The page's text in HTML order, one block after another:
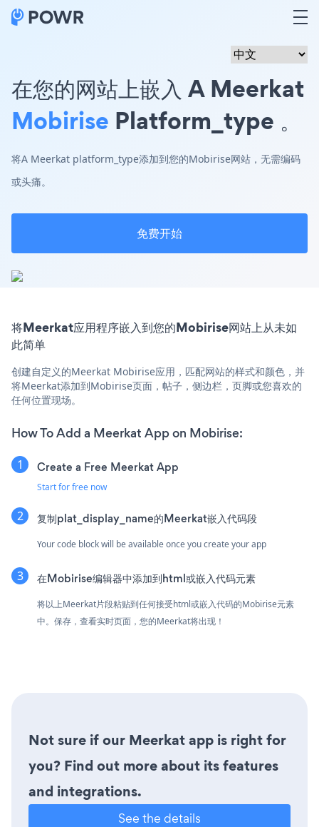
在您的网站上嵌入 A Meerkat
Mobirise Platform_type 。
将A Meerkat platform_type添加到您的Mobirise网站，无需编码
或头痛。
免费开始
将Meerkat应用程序嵌入到您的Mobirise网站上从未如
此简单
创建自定义的Meerkat Mobirise应用，匹配网站的样式和颜色，并
将Meerkat添加到Mobirise页面，帖子，侧边栏，页脚或您喜欢的
任何位置现场。
How To Add a Meerkat App on Mobirise:
Create a Free Meerkat App
Start for free now
复制plat_display_name的Meerkat嵌入代码段
Your code block will be available once you create your app
在Mobirise编辑器中添加到html或嵌入代码元素
将以上Meerkat片段粘贴到任何接受html或嵌入代码的Mobirise元素
中。保存，查看实时页面，您的Meerkat将出现！
Not sure if our Meerkat app is right for
you? Find out more about its features
and integrations.
See the details